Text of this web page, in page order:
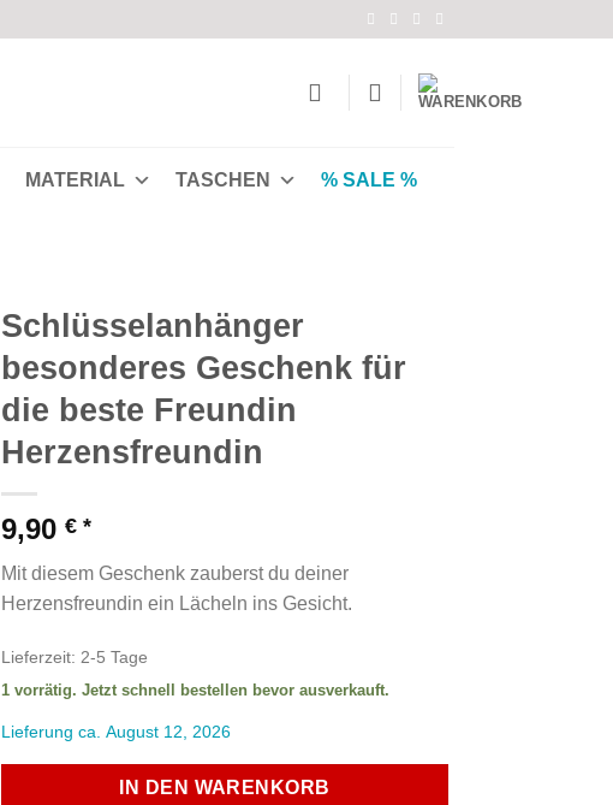
MATERIAL TASCHEN % SALE %
Schlüsselanhänger
besonderes Geschenk für
die beste Freundin
Herzensfreundin
9,90 €
Mit diesem Geschenk zauberst du deiner
Herzensfreundin ein Lächeln ins Gesicht.
Lieferzeit: 2-5 Tage
1 vorrätig. Jetzt schnell bestellen bevor ausverkauft.
Lieferung ca. August 12, 2026
IN DEN WARENKORB